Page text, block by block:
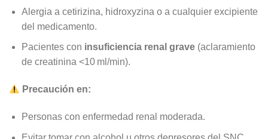
Alergia a cetirizina, hidroxyzina o a cualquier excipiente
del medicamento.
Pacientes con insuficiencia renal grave(aclaramiento
de creatinina <10 ml/min).
Precaución en:
Personas con enfermedad renal moderada.